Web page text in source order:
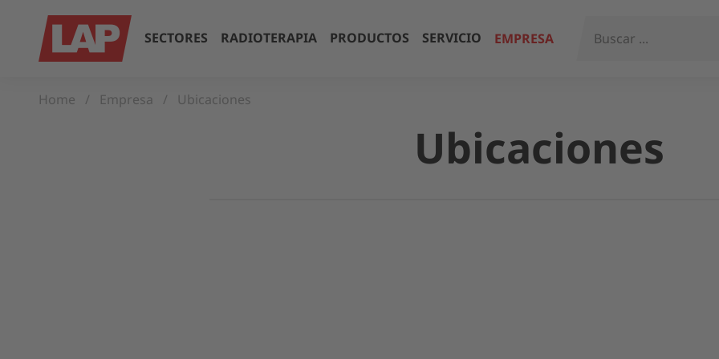
SECTORES RADIOTERAPIA PRODUCTOS SERVICIO EMPRESA
Home Empresa Ubicaciones
Ubicaciones